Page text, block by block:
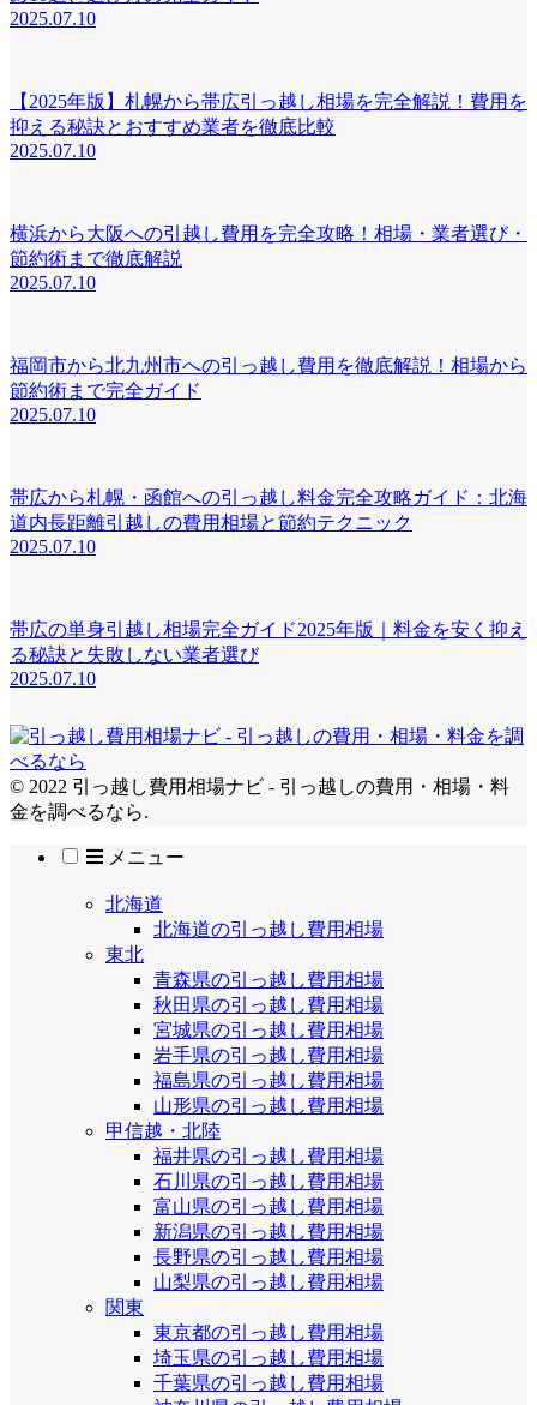
2025.07.10
【2025年版】札幌から帯広引っ越し相場を完全解説！費用を
抑える秘訣とおすすめ業者を徹底比較
2025.07.10
横浜から大阪への引越し費用を完全攻略！相場・業者選び・
節約術まで徹底解説
2025.07.10
福岡市から北九州市への引っ越し費用を徹底解説！相場から
節約術まで完全ガイド
2025.07.10
帯広から札幌・函館への引っ越し料金完全攻略ガイド：北海
道内長距離引越しの費用相場と節約テクニック
2025.07.10
帯広の単身引越し相場完全ガイド2025年版｜料金を安く抑え
る秘訣と失敗しない業者選び
2025.07.10
© 2022 引っ越し費用相場ナビ - 引っ越しの費用・相場・料
金を調べるなら.
メニュー
北海道
北海道の引っ越し費用相場
東北
青森県の引っ越し費用相場
秋田県の引っ越し費用相場
宮城県の引っ越し費用相場
岩手県の引っ越し費用相場
福島県の引っ越し費用相場
山形県の引っ越し費用相場
甲信越・北陸
福井県の引っ越し費用相場
石川県の引っ越し費用相場
富山県の引っ越し費用相場
新潟県の引っ越し費用相場
長野県の引っ越し費用相場
山梨県の引っ越し費用相場
関東
東京都の引っ越し費用相場
埼玉県の引っ越し費用相場
千葉県の引っ越し費用相場